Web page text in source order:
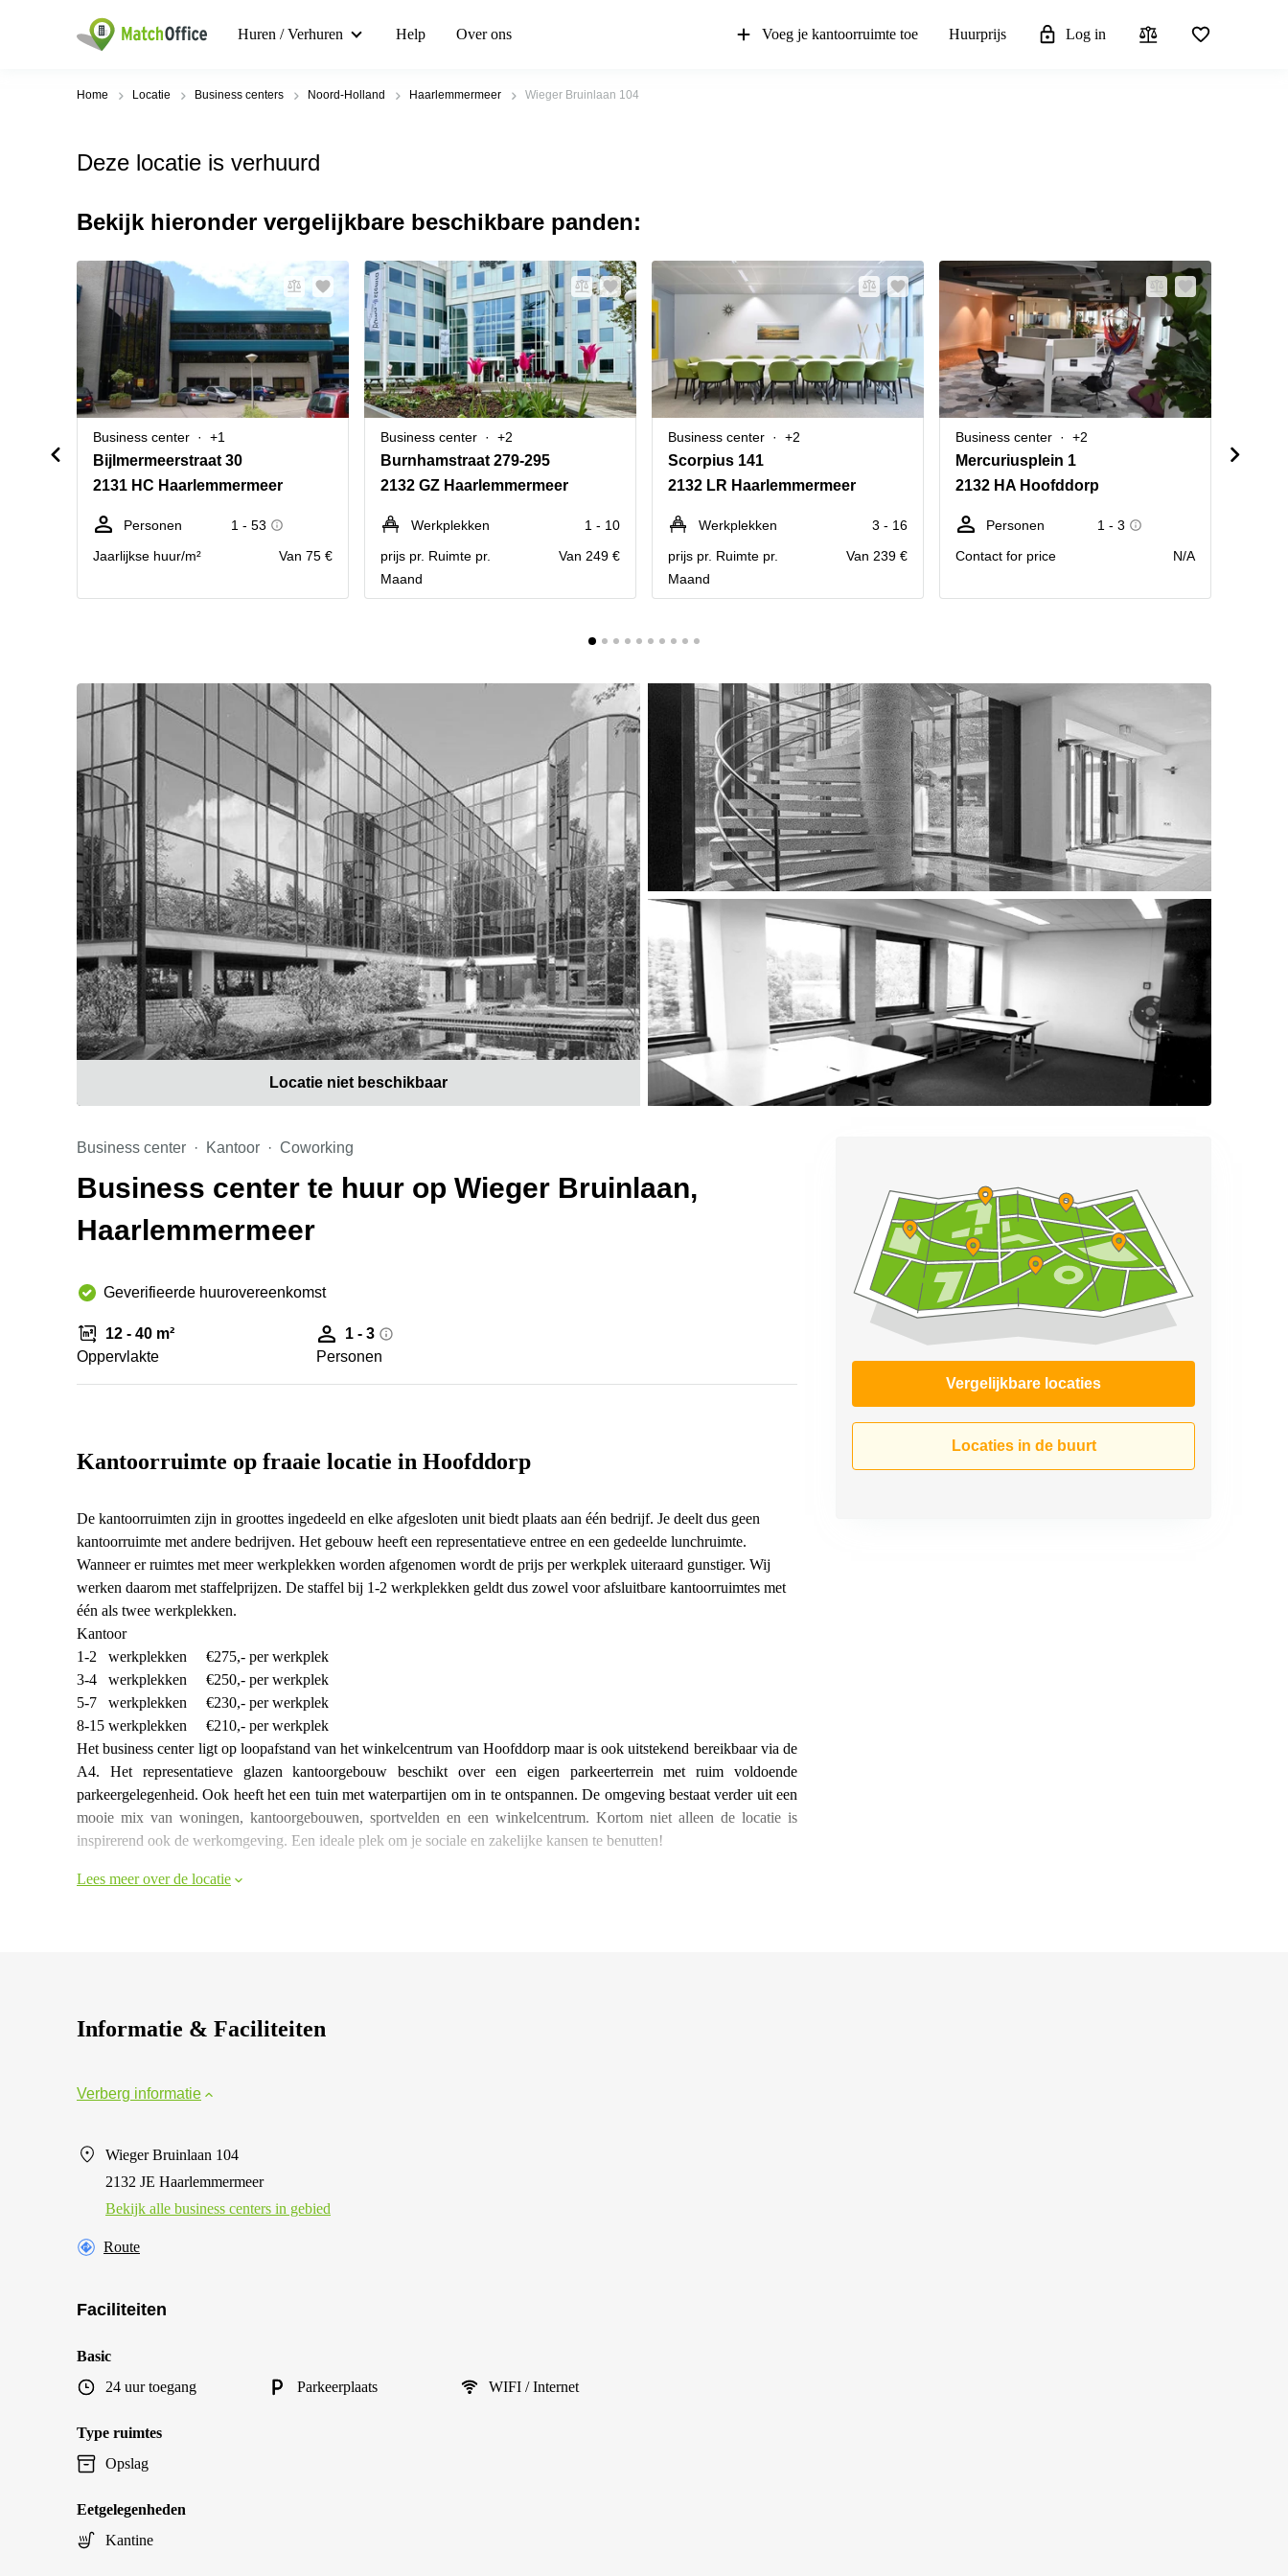
Huren / Verhuren Help Over ons Voeg je kantoorruimte toe Huurprijs Log in
Home Locatie Business centers Noord-Holland Haarlemmermeer Wieger Bruinlaan 104
Deze locatie is verhuurd
Bekijk hieronder vergelijkbare beschikbare panden:
Business center +1
Bijlmermeerstraat 30
2131 HC Haarlemmermeer
Personen
1 - 53
Jaarlijkse huur/m²
Van 75 €
Business center +2
Burnhamstraat 279-295
2132 GZ Haarlemmermeer
Werkplekken
1 - 10
prijs pr. Ruimte pr.
Maand
Van 249 €
Business center +2
Scorpius 141
2132 LR Haarlemmermeer
Werkplekken
3 - 16
prijs pr. Ruimte pr.
Maand
Van 239 €
Business center +2
Mercuriusplein 1
2132 HA Hoofddorp
Personen
1 - 3
Contact for price
N/A
Locatie niet beschikbaar
Business center Kantoor Coworking
Business center te huur op Wieger Bruinlaan,
Haarlemmermeer
Geverifieerde huurovereenkomst
12 - 40 m²
Oppervlakte
1 - 3
Personen
Vergelijkbare locaties
Locaties in de buurt
Kantoorruimte op fraaie locatie in Hoofddorp
De kantoorruimten zijn in groottes ingedeeld en elke afgesloten unit biedt plaats aan één bedrijf. Je deelt dus geen
kantoorruimte met andere bedrijven. Het gebouw heeft een representatieve entree en een gedeelde lunchruimte.
Wanneer er ruimtes met meer werkplekken worden afgenomen wordt de prijs per werkplek uiteraard gunstiger. Wij
werken daarom met staffelprijzen. De staffel bij 1-2 werkplekken geldt dus zowel voor afsluitbare kantoorruimtes met
één als twee werkplekken.
Kantoor
1-2 werkplekken €275,- per werkplek
3-4 werkplekken €250,- per werkplek
5-7 werkplekken €230,- per werkplek
8-15 werkplekken €210,- per werkplek
Het business center ligt op loopafstand van het winkelcentrum van Hoofddorp maar is ook uitstekend bereikbaar via de
A4. Het representatieve glazen kantoorgebouw beschikt over een eigen parkeerterrein met ruim voldoende
parkeergelegenheid. Ook heeft het een tuin met waterpartijen om in te ontspannen. De omgeving bestaat verder uit een
mooie mix van woningen, kantoorgebouwen, sportvelden en een winkelcentrum. Kortom niet alleen de locatie is
inspirerend ook de werkomgeving. Een ideale plek om je sociale en zakelijke kansen te benutten!
Lees meer over de locatie
Informatie & Faciliteiten
Verberg informatie
Wieger Bruinlaan 104
2132 JE Haarlemmermeer
Bekijk alle business centers in gebied
Route
Faciliteiten
Basic
24 uur toegang
Parkeerplaats WIFI / Internet
Type ruimtes
Opslag
Eetgelegenheden
Kantine